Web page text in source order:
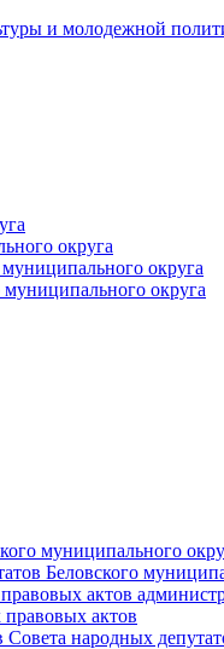
и молодежной
округа
округа
муниципального округа
муниципального
Беловского
актов
актов
народных